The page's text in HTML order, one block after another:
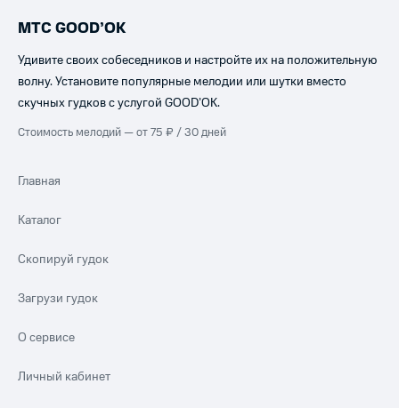
МТС GOOD’OK
Удивите своих собеседников и настройте их на положительную
волну. Установите популярные мелодии или шутки вместо
скучных гудков с услугой GOOD’OK.
Стоимость мелодий — от 75 ₽ / 30 дней
Главная
Каталог
Скопируй гудок
Загрузи гудок
О сервисе
Личный кабинет